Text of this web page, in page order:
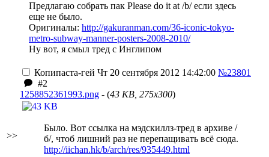
Предлагаю собрать пак Please do it at /b/ если здесь
еще не было.
Оригиналы: http://gakuranman.com/36-iconic-tokyo-
metro-subway-manner-posters-2008-2010/
Ну вот, я смыл тред с Инглипом
>>
Копипаста-гей Чт 20 сентября 2012 14:42:00 №23801
#2
1258852361993.png - (43 KB, 275x300)
Было. Вот ссылка на мэдскиллз-тред в архиве /
б/, чтоб лишний раз не перепащивать всё сюда.
http://iichan.hk/b/arch/res/935449.html